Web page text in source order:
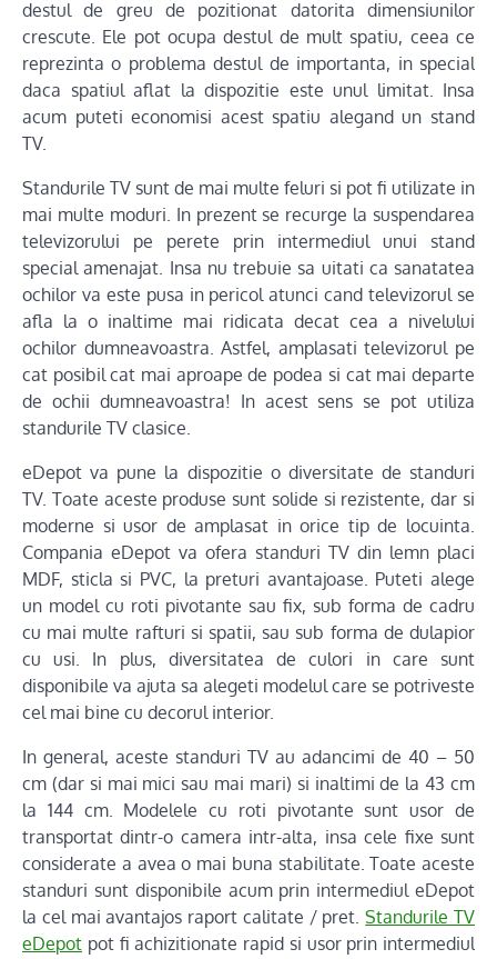
destul de greu de pozitionat datorita dimensiunilor
crescute. Ele pot ocupa destul de mult spatiu, ceea ce
reprezinta o problema destul de importanta, in special
daca spatiul aflat la dispozitie este unul limitat. Insa
acum puteti economisi acest spatiu alegand un stand
TV.
Standurile TV sunt de mai multe feluri si pot fi utilizate in
mai multe moduri. In prezent se recurge la suspendarea
televizorului pe perete prin intermediul unui stand
special amenajat. Insa nu trebuie sa uitati ca sanatatea
ochilor va este pusa in pericol atunci cand televizorul se
afla la o inaltime mai ridicata decat cea a nivelului
ochilor dumneavoastra. Astfel, amplasati televizorul pe
cat posibil cat mai aproape de podea si cat mai departe
de ochii dumneavoastra! In acest sens se pot utiliza
standurile TV clasice.
eDepot va pune la dispozitie o diversitate de standuri
TV. Toate aceste produse sunt solide si rezistente, dar si
moderne si usor de amplasat in orice tip de locuinta.
Compania eDepot va ofera standuri TV din lemn placi
MDF, sticla si PVC, la preturi avantajoase. Puteti alege
un model cu roti pivotante sau fix, sub forma de cadru
cu mai multe rafturi si spatii, sau sub forma de dulapior
cu usi. In plus, diversitatea de culori in care sunt
disponibile va ajuta sa alegeti modelul care se potriveste
cel mai bine cu decorul interior.
In general, aceste standuri TV au adancimi de 40 – 50
cm (dar si mai mici sau mai mari) si inaltimi de la 43 cm
la 144 cm. Modelele cu roti pivotante sunt usor de
transportat dintr-o camera intr-alta, insa cele fixe sunt
considerate a avea o mai buna stabilitate. Toate aceste
standuri sunt disponibile acum prin intermediul eDepot
la cel mai avantajos raport calitate / pret.Standurile TV
eDepot pot fi achizitionate rapid si usor prin intermediul